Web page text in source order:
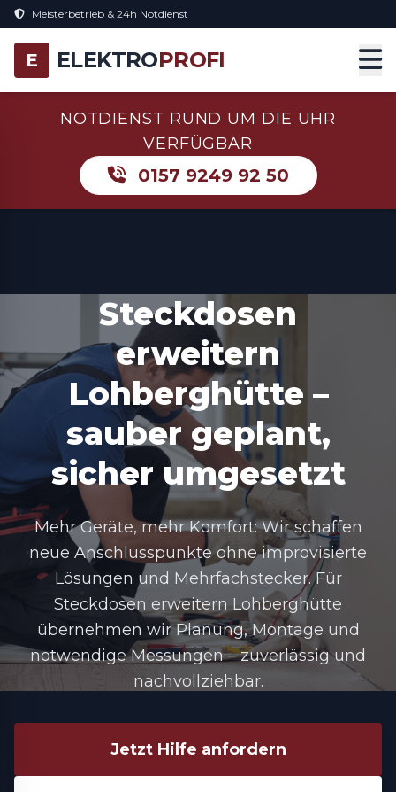
Meisterbetrieb & 24h Notdienst
E ELEKTROPROFI
NOTDIENST RUND UM DIE UHR
VERFÜGBAR
0157 9249 92 50
Steckdosen
erweitern
Lohberghütte –
sauber geplant,
sicher umgesetzt
Mehr Geräte, mehr Komfort: Wir schaffen
neue Anschlusspunkte ohne improvisierte
Lösungen und Mehrfachstecker. Für
Steckdosen erweitern Lohberghütte
übernehmen wir Planung, Montage und
notwendige Messungen – zuverlässig und
nachvollziehbar.
Jetzt Hilfe anfordern